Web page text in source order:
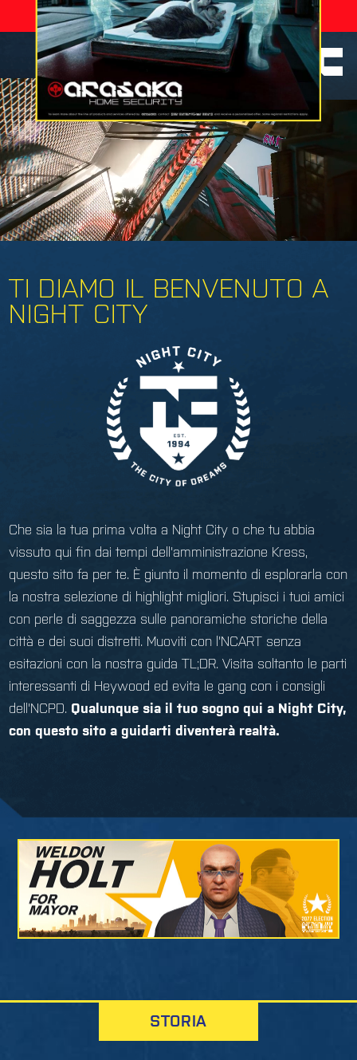
NUMERO DI MORTI DI
OGGI:
0002 MORTI
SITO UFFICIALE DI
NIGHT CITY - LA CITTÀ DEI SOGNI
TI DIAMO IL BENVENUTO A
NIGHT CITY
Che sia la tua prima volta a Night City o che tu abbia
vissuto qui fin dai tempi dell'amministrazione Kress,
questo sito fa per te. È giunto il momento di esplorarla con
la nostra selezione di highlight migliori. Stupisci i tuoi amici
con perle di saggezza sulle panoramiche storiche della
città e dei suoi distretti. Muoviti con l'NCART senza
esitazioni con la nostra guida TL;DR. Visita soltanto le parti
interessanti di Heywood ed evita le gang con i consigli
dell'NCPD. Qualunque sia il tuo sogno qui a Night City,
con questo sito a guidarti diventerà realtà.
STORIA